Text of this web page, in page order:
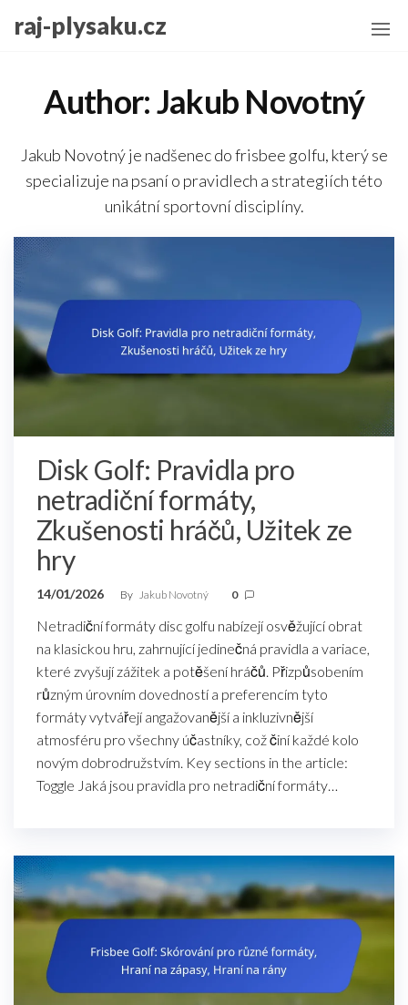
content
raj-plysaku.cz
Author:Jakub Novotný
Jakub Novotný je nadšenec do frisbee golfu, který se
specializuje na psaní o pravidlech a strategiích této
unikátní sportovní disciplíny.
Disk Golf: Pravidla pro
netradiční formáty,
Zkušenosti hráčů, Užitek ze
hry
14/01/2026 By Jakub Novotný 0
Netradiční formáty disc golfu nabízejí osvěžující obrat
na klasickou hru, zahrnující jedinečná pravidla a variace,
které zvyšují zážitek a potěšení hráčů. Přizpůsobením
různým úrovním dovedností a preferencím tyto
formáty vytvářejí angažovanější a inkluzivnější
atmosféru pro všechny účastníky, což činí každé kolo
novým dobrodružstvím. Key sections in the article:
Toggle Jaká jsou pravidla pro netradiční formáty…